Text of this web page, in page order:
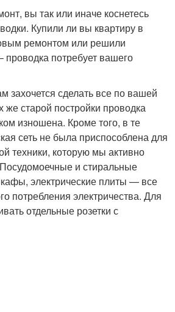
вы так или иначе коснетесь
Купили ли вы квартиру в
ремонтом или решили
проводка потребует вашего
захочется сделать все по вашей
старой постройки проводка
изношена. Кроме того, в те
сеть не была приспособлена для
техники, которую мы активно
и стиральные
электрические плиты — все
потребления электричества. Для
отдельные розетки с